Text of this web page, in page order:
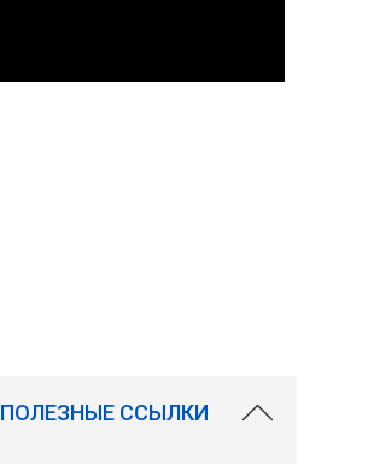
ПОЛЕЗНЫЕ ССЫЛКИ